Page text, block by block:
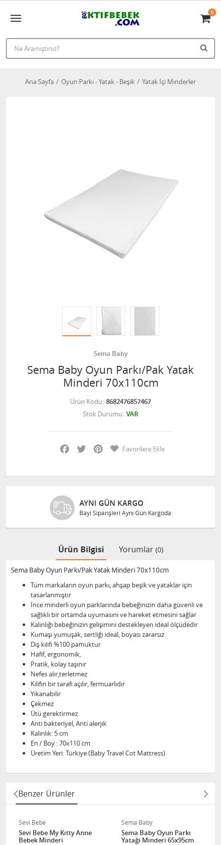
0
Ana Sayfa Oyun Parkı - Yatak - Beşik Yatak İçi Minderler
Sema Baby
Sema Baby Oyun Parkı/Pak Yatak
Minderi 70x110cm
Ürün Kodu 8682476857467
Stok Durumu VAR
Facebook
Twitter PinterestFavorilere Ekle
AYNI GÜN KARGO
Bayi Siparişleri Aynı Gün Kargoda
Ürün Bilgisi Yorumlar (0)
Sema Baby Oyun Parkı/Pak Yatak Minderi 70x110cm
Tüm markaların oyun parkı, ahşap beşik ve yataklar için
tasarlanmıştır
İnce minderli oyun parklarında bebeğinizin daha güvenli ve
sağlıklı bir ortamda uyumasını ve hareket etmesini sağlar
Kalınlığı bebeğinizin gelişimini destekleyen ideal ölçüdedir
Kumaşı yumuşak, sertliği ideal, boyası zararsız
Dış kılıfı %100 pamuktur
Hafif, ergonomik,
Pratik, kolay taşınır
Nefes alır,terletmez
Kılıfın bir tarafı açılır, fermuarlıdır
Yıkanabilir
Çekmez
Ütü gerektirmez
Anti bakteriyel, Anti alerjik
Kalınlık: 5 cm
En / Boy : 70x110 cm
Üretim Yeri: Türkiye (Baby Travel Cot Mattress)
Benzer Ürünler
Sevi Bebe
Sevi Bebe My Kıtty Anne
Bebek Minderi
Sema Baby
Sema Baby Oyun Parkı
Yatağı Minderi 65x95cm